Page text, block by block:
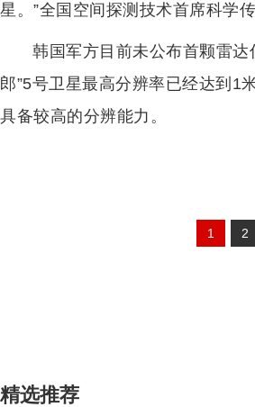
星。”全国空间探测技术首席科学
韩国军方目前未公布首颗雷
郎”5号卫星最高分辨率已经达到1
具备较高的分辨能力。
1 2
精选推荐